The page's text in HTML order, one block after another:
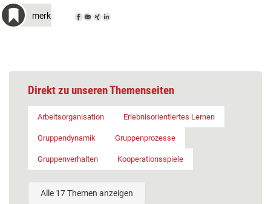
merken
Direkt zu unseren Themenseiten
Arbeitsorganisation Erlebnisorientiertes Lernen
Gruppendynamik Gruppenprozesse
Gruppenverhalten Kooperationsspiele
Alle 17 Themen anzeigen